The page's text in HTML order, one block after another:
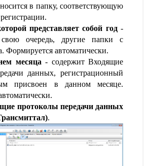
в папку, соответствующую
представляет собой год-
очередь, другие папки с
Формируется автоматически.
месяца - содержит Входящие
данных, регистрационный
присвоен в данном месяце.
протоколы передачи данных
.